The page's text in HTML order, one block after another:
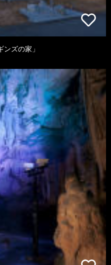
ズの家」